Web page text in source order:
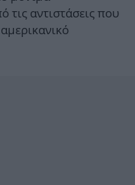
τις αντιστάσεις που